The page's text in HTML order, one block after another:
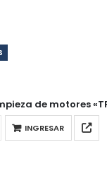
de motores
INGRESAR